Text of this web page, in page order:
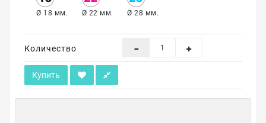
Ø 18 мм. Ø 22 мм. Ø 28 мм.
Количество
Купить